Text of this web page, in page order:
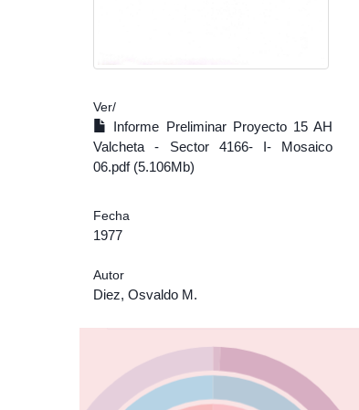
Ver/
Informe Preliminar Proyecto 15 AH
Valcheta - Sector 4166- I- Mosaico
06.pdf (5.106Mb)
Fecha
1977
Autor
Diez, Osvaldo M.